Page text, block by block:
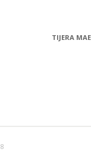
TIJERA